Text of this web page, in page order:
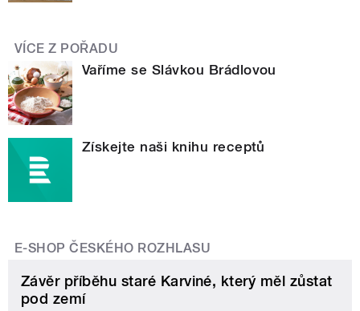
VÍCE Z POŘADU
Vaříme se Slávkou Brádlovou
Získejte naši knihu receptů
E-SHOP ČESKÉHO ROZHLASU
Závěr příběhu staré Karviné, který měl zůstat
pod zemí